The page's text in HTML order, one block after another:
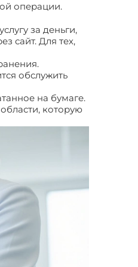
операции.
за деньги,
сайт. Для тех,
обслужить
на бумаге.
которую